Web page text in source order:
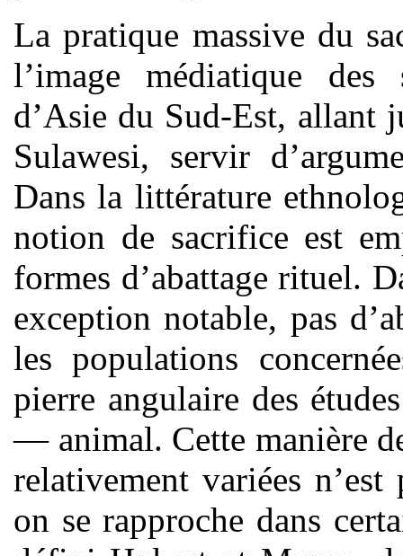
La pratique massive du
l’image médiatique des
d’Asie du Sud-Est, allant
Sulawesi, servir
Dans la littérature
notion de sacrifice est
formes d’abattage rituel.
exception notable, pas
les populations
pierre angulaire des
— animal. Cette manière
relativement variées
on se rapproche dans